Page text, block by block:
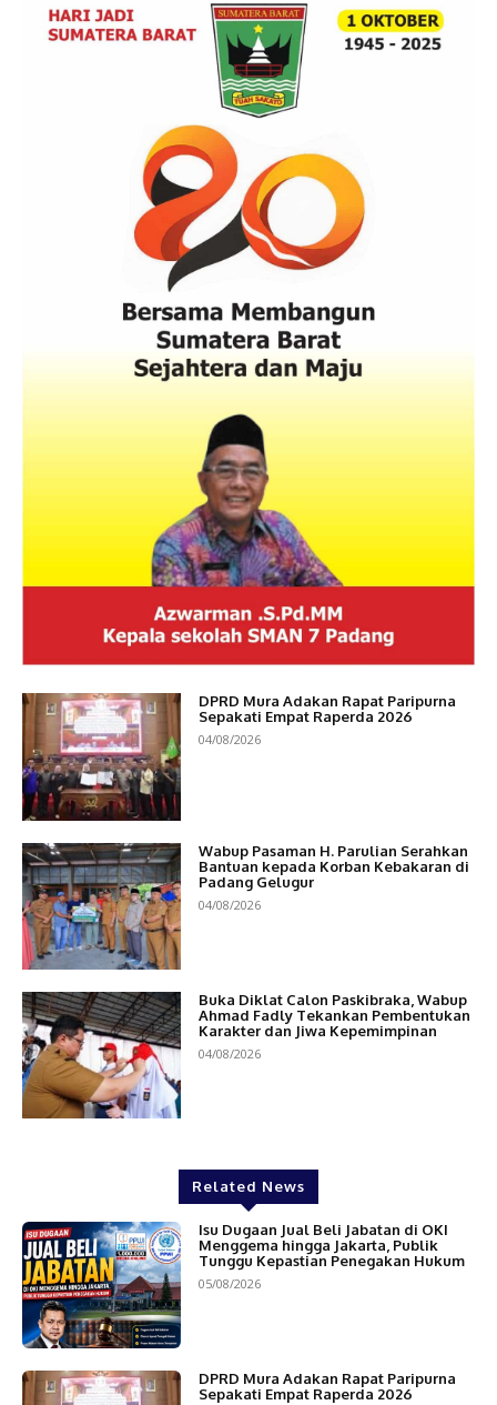
DPRD Mura Adakan Rapat Paripurna
Sepakati Empat Raperda 2026
04/08/2026
Wabup Pasaman H. Parulian Serahkan
Bantuan kepada Korban Kebakaran di
Padang Gelugur
04/08/2026
Buka Diklat Calon Paskibraka, Wabup
Ahmad Fadly Tekankan Pembentukan
Karakter dan Jiwa Kepemimpinan
04/08/2026
Related News
Isu Dugaan Jual Beli Jabatan di OKI
Menggema hingga Jakarta, Publik
Tunggu Kepastian Penegakan Hukum
05/08/2026
DPRD Mura Adakan Rapat Paripurna
Sepakati Empat Raperda 2026